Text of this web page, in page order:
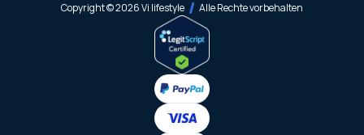
Copyright © 2026 Vi lifestyle Alle Rechte vorbehalten